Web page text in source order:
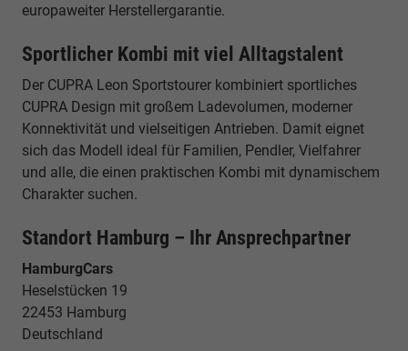
europaweiter Herstellergarantie.
Sportlicher Kombi mit viel Alltagstalent
Der CUPRA Leon Sportstourer kombiniert sportliches
CUPRA Design mit großem Ladevolumen, moderner
Konnektivität und vielseitigen Antrieben. Damit eignet
sich das Modell ideal für Familien, Pendler, Vielfahrer
und alle, die einen praktischen Kombi mit dynamischem
Charakter suchen.
Standort Hamburg – Ihr Ansprechpartner
HamburgCars
Heselstücken 19
22453 Hamburg
Deutschland